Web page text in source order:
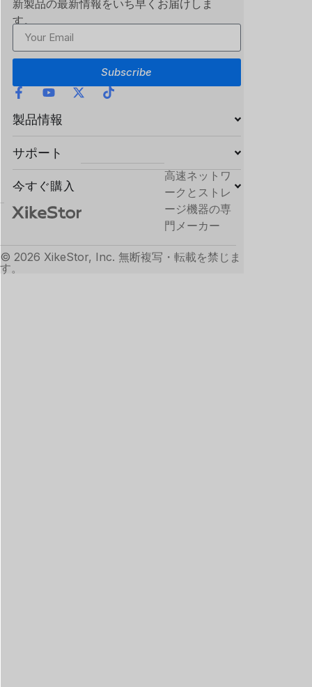
新製品の最新情報をいち早くお届けしま
す。
Subscribe
製品情報
サポート
今すぐ購入
高速ネットワ
ークとストレ
ージ機器の専
門メーカー
© 2026 XikeStor, Inc. 無断複写・転載を禁じま
す。